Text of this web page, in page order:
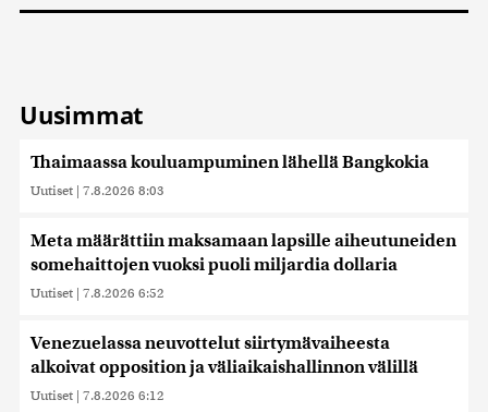
Uusimmat
Thaimaassa kouluampuminen lähellä Bangkokia
Uutiset | 7.8.2026 8:03
Meta määrättiin maksamaan lapsille aiheutuneiden
somehaittojen vuoksi puoli miljardia dollaria
Uutiset | 7.8.2026 6:52
Venezuelassa neuvottelut siirtymävaiheesta
alkoivat opposition ja väliaikaishallinnon välillä
Uutiset | 7.8.2026 6:12